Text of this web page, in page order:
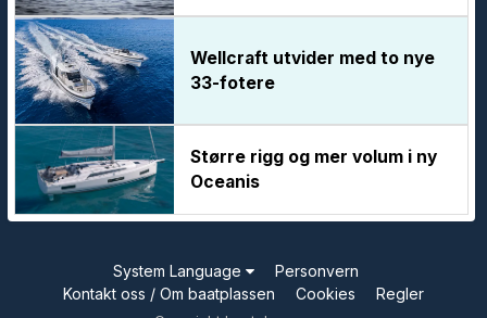
Wellcraft utvider med to nye
33-fotere
Større rigg og mer volum i ny
Oceanis
System Language
Personvern
Kontakt oss / Om baatplassen
Cookies Regler